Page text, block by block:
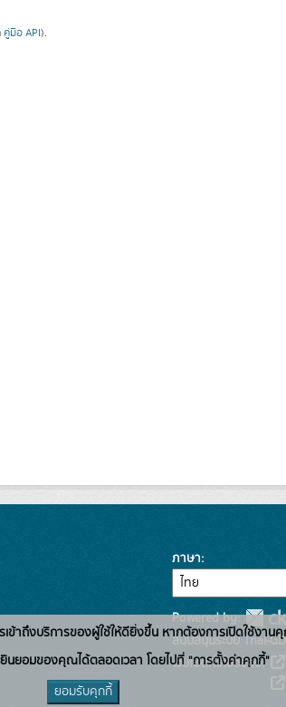
คู่มือ API).
ภาษา
Powered by:
สนับสนุนระบบ Thai-
เว็บไซต์ที่เกี่ยวข้อง:
ข้าถึงบริการของผู้ใช้ให้ดียิ่งขึ้น หากต้องการเปิดใช้งา
ยอมของคุณได้ตลอดเวลา โดยไปที่ "การตั้งค่าคุกกี้"
ยอมรับคุกกี้